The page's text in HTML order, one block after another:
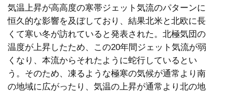
気温上昇が高高度の寒帯ジェット気流のパターンに
恒久的な影響を及ぼしており、結果北米と北欧に長
くて寒い冬が訪れていると発表された。北極気団の
温度が上昇したため、この20年間ジェット気流が弱
くなり、本流からそれたように蛇行しているとい
う。そのため、凍るような極寒の気候が通常より南
の地域に広がったり、気温の上昇が通常より北の地